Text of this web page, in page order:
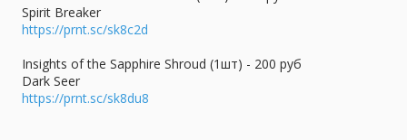
Spirit Breaker
https://prnt.sc/sk8c2d
Insights of the Sapphire Shroud (1шт) - 200 руб
Dark Seer
https://prnt.sc/sk8du8